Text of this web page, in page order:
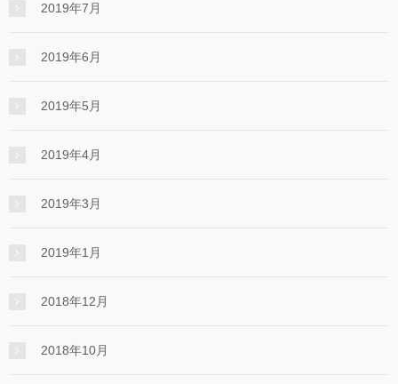
2019年7月
2019年6月
2019年5月
2019年4月
2019年3月
2019年1月
2018年12月
2018年10月